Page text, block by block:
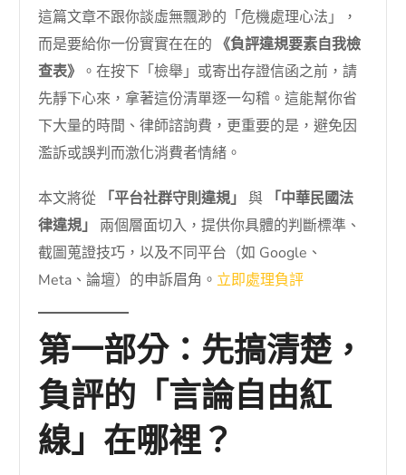
這篇文章不跟你談虛無飄渺的「危機處理心法」，
而是要給你一份實實在在的 《負評違規要素自我檢
查表》 。在按下「檢舉」或寄出存證信函之前，請
先靜下心來，拿著這份清單逐一勾稽。這能幫你省
下大量的時間、律師諮詢費，更重要的是，避免因
濫訴或誤判而激化消費者情緒。
本文將從 「平台社群守則違規」 與
「中華民國法
律違規」
兩個層面切入，提供你具體的判斷標準、
截圖蒐證技巧，以及不同平台（如 Google、
Meta、論壇）的申訴眉角。立即處理負評
第一部分：先搞清楚，
負評的「言論自由紅
線」在哪裡？